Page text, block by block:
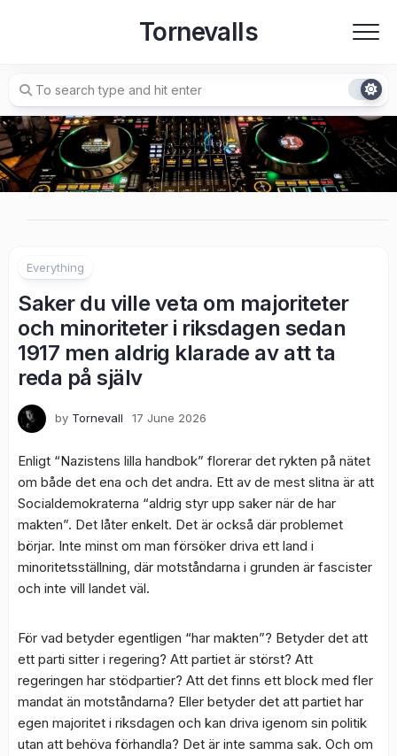
Tornevalls
Everything
Saker du ville veta om majoriteter
och minoriteter i riksdagen sedan
1917 men aldrig klarade av att ta
reda på själv
by Tornevall 17 June 2026
Enligt “Nazistens lilla handbok” florerar det rykten på nätet
om både det ena och det andra. Ett av de mest slitna är att
Socialdemokraterna “aldrig styr upp saker när de har
makten”. Det låter enkelt. Det är också där problemet
börjar. Inte minst om man försöker driva ett land i
minoritetsställning, där motståndarna i grunden är fascister
och inte vill landet väl.
För vad betyder egentligen “har makten”? Betyder det att
ett parti sitter i regering? Att partiet är störst? Att
regeringen har stödpartier? Att det finns ett block med fler
mandat än motståndarna? Eller betyder det att partiet har
egen majoritet i riksdagen och kan driva igenom sin politik
utan att behöva förhandla? Det är inte samma sak. Och om